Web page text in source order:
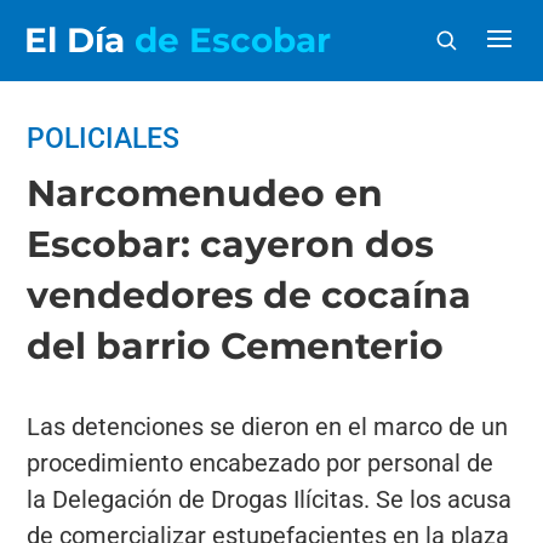
El Día de Escobar
POLICIALES
Narcomenudeo en
Escobar: cayeron dos
vendedores de cocaína
del barrio Cementerio
Las detenciones se dieron en el marco de un
procedimiento encabezado por personal de
la Delegación de Drogas Ilícitas. Se los acusa
de comercializar estupefacientes en la plaza